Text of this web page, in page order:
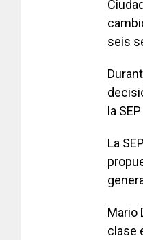
seis
la
La
Mario
clase